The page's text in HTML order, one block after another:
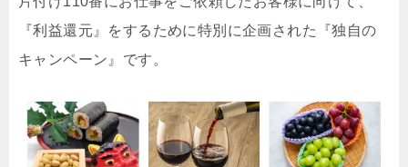
『利益還元』をするために特別に企画された『独自の
キャンペーン』です。